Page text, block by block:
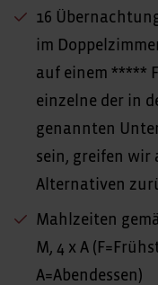
16
im
auf einem *****
einzelne der in
genannten
sein, greifen wir
Alternativen
Mahlzeiten
M, 4 x A
A=Abendessen)